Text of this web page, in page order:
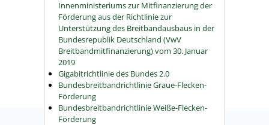
Innenministeriums zur Mitfinanzierung der
Förderung aus der Richtlinie zur
Unterstützung des Breitbandausbaus in der
Bundesrepublik Deutschland (VwV
Breitbandmitfinanzierung) vom 30. Januar
2019
Gigabitrichtlinie des Bundes 2.0
Bundesbreitbandrichtlinie Graue-Flecken-
Förderung
Bundesbreitbandrichtlinie Weiße-Flecken-
Förderung